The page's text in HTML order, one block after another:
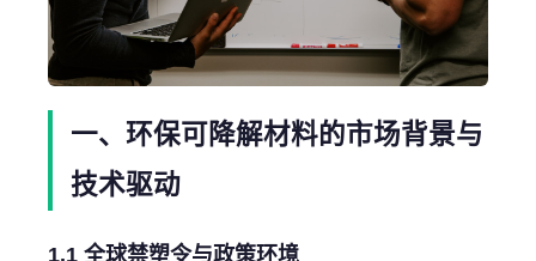
一、环保可降解材料的市场背景与
技术驱动
1.1 全球禁塑令与政策环境